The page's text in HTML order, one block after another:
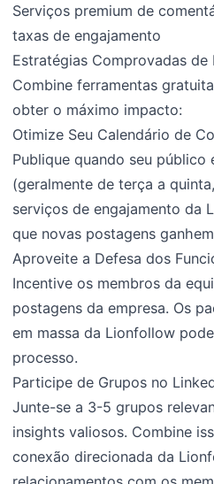
Serviços premium de
taxas de engajamento
Estratégias Comprovadas de
Combine ferramentas
obter o máximo impacto:
Otimize Seu Calendário de
Publique quando seu público
(geralmente de terça a
serviços de engajamento da
que novas postagens
Aproveite a Defesa dos
Incentive os membros da
postagens da empresa. Os
em massa da Lionfollow
processo.
Participe de Grupos no
Junte-se a 3-5 grupos
insights valiosos. Combine
conexão direcionada da